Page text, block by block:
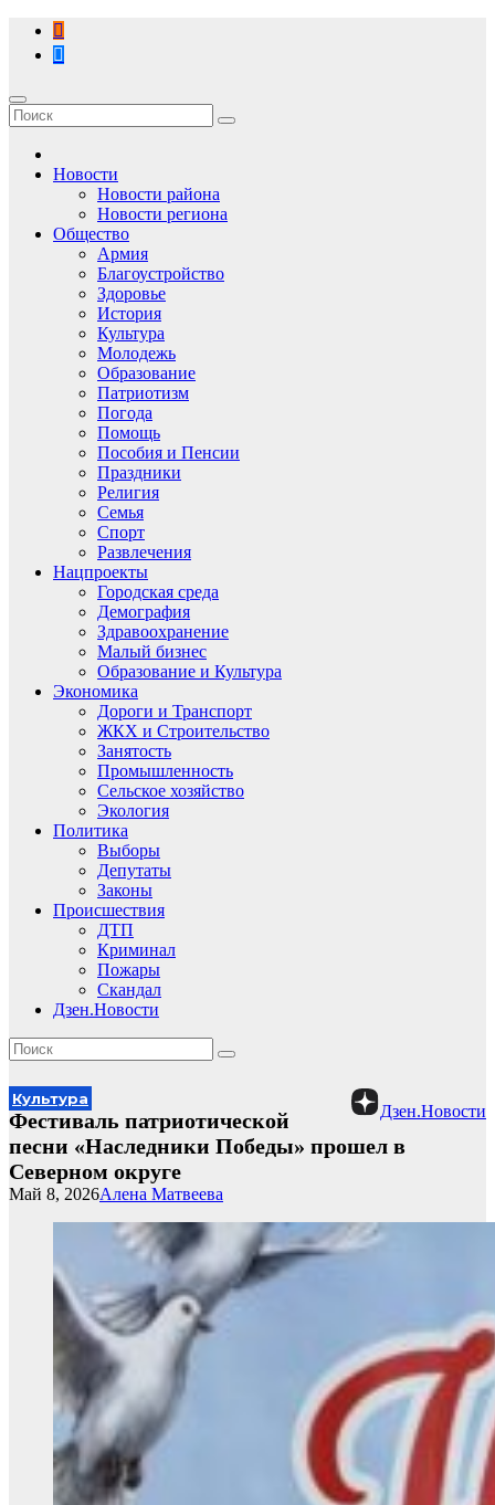
Перейти
содержимому
Новости
Новости района
Новости региона
Общество
Армия
Благоустройство
Здоровье
История
Культура
Молодежь
Образование
Патриотизм
Погода
Помощь
Пособия и Пенсии
Праздники
Религия
Семья
Спорт
Развлечения
Нацпроекты
Городская среда
Демография
Здравоохранение
Малый бизнес
Образование и Культура
Экономика
Дороги и Транспорт
ЖКХ и Строительство
Занятость
Промышленность
Сельское хозяйство
Экология
Политика
Выборы
Депутаты
Законы
Происшествия
ДТП
Криминал
Пожары
Скандал
Дзен.Новости
Дзен.Новости
Культура
Фестиваль патриотической
песни «Наследники Победы» прошел в
Северном округе
Алена Матвеева
Май 8, 2026